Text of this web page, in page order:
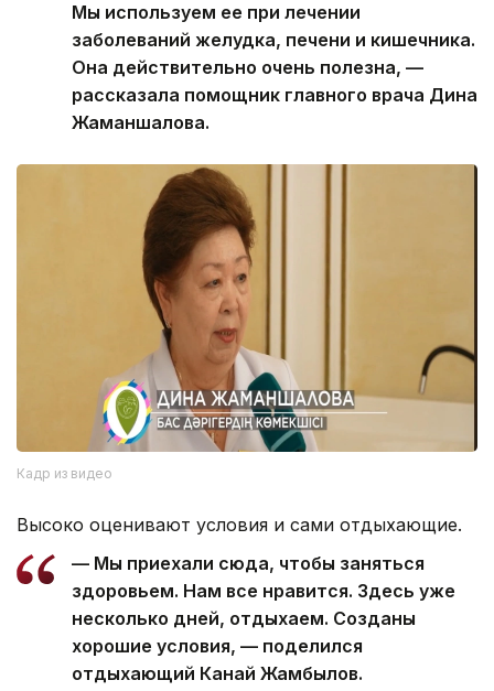
Мы используем ее при лечении
заболеваний желудка, печени и кишечника.
Она действительно очень полезна, —
рассказала помощник главного врача Дина
Жаманшалова.
Кадр из видео
Высоко оценивают условия и сами отдыхающие.
— Мы приехали сюда, чтобы заняться
здоровьем. Нам все нравится. Здесь уже
несколько дней, отдыхаем. Созданы
хорошие условия, — поделился
отдыхающий Канай Жамбылов.